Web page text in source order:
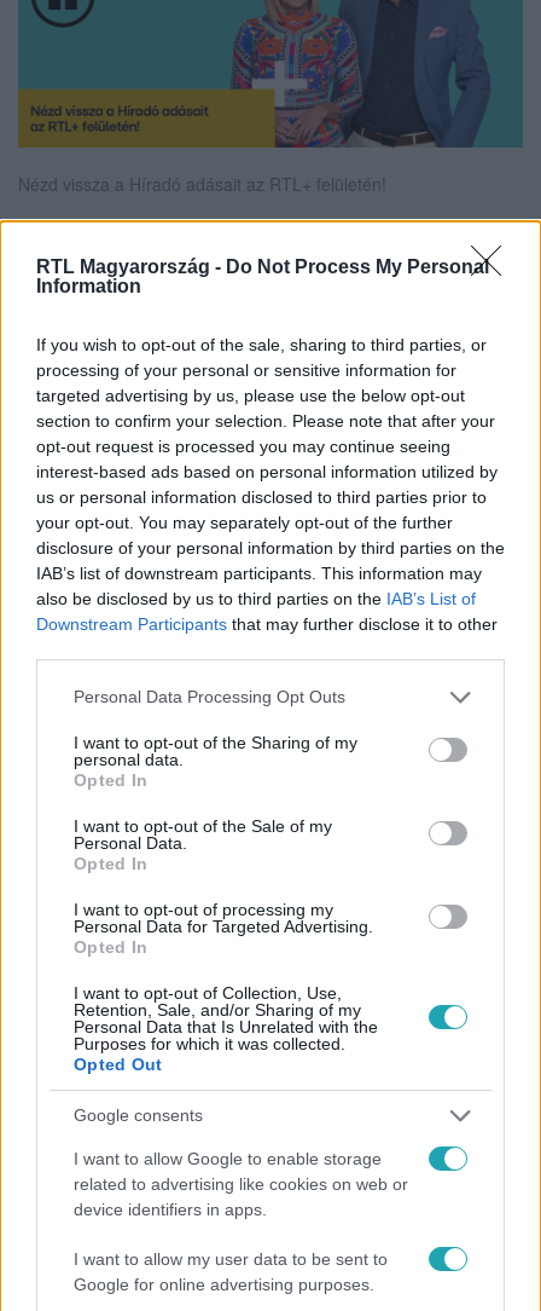
RTL Magyarország - Do Not Process My Personal
Information
If you wish to opt-out of the sale, sharing to third parties, or
processing of your personal or sensitive information for
targeted advertising by us, please use the below opt-out
section to confirm your selection. Please note that after your
opt-out request is processed you may continue seeing
interest-based ads based on personal information utilized by
us or personal information disclosed to third parties prior to
your opt-out. You may separately opt-out of the further
disclosure of your personal information by third parties on the
IAB’s list of downstream participants. This information may
also be disclosed by us to third parties on the IAB’s List of
Downstream Participants that may further disclose it to other
Please note that this website/app uses one or more Google
not limited to your visit or usage behaviour. You may click to
grant or deny consent to Google and its third-party tags to
use your data for below specified purposes in below Google
consent section.
Personal Data Processing Opt Outs
I want to opt-out of the Sharing of my
personal data.
Opted In
I want to opt-out of the Sale of my
Personal Data.
Opted In
I want to opt-out of processing my
Personal Data for Targeted Advertising.
Opted In
I want to opt-out of Collection, Use,
Retention, Sale, and/or Sharing of my
Personal Data that Is Unrelated with the
Purposes for which it was collected.
Opted Out
Google consents
I want to allow Google to enable storage
related to advertising like cookies on web or
device identifiers in apps.
I want to allow my user data to be sent to
Google for online advertising purposes.
Nézd vissza a Híradó adásait az RTL+ felületén!
Itt állítsd be, hogy az RTL.hu az elsők között
Kövess minket, és értesülj a friss hírekről a
Facebookon is!
POLITIKA #TUSVÁNYOS #TUSNÁDFÜRDŐ
MOMENTUM #TOP HÍREK
Népszerű